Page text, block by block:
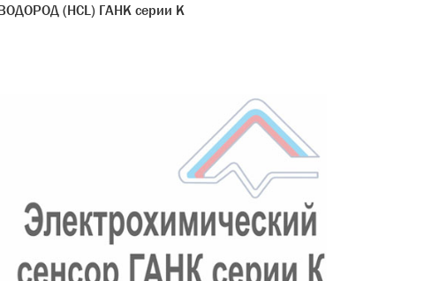
(HCL) ГАНК серии К